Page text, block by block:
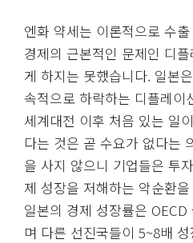
엔화 약세는 이론적으로 수
경제의 근본적인 문제인 디
게 하지는 못했습니다. 일본
속적으로 하락하는 디플레이
세계대전 이후 처음 있는 일
다는 것은 곧 수요가 없다는
을 사지 않으니 기업들은 투
제 성장을 저해하는 악순환
일본의 경제 성장률은
며 다른 선진국들이 5~8배